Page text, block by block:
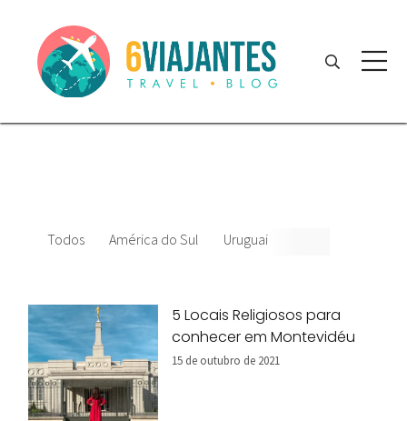
Todos América do Sul Uruguai
5 Locais Religiosos para
conhecer em Montevidéu
15 de outubro de 2021